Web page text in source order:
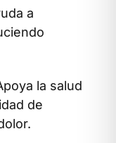
a
la salud
de